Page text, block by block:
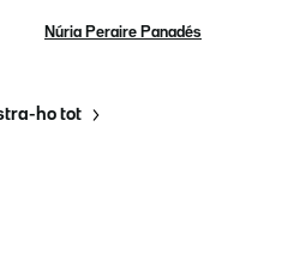
Núria Peraire Panadés
ho tot